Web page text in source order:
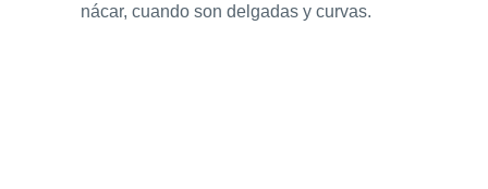
nácar, cuando son delgadas y curvas.